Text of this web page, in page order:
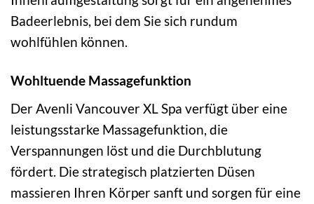
Badeerlebnis, bei dem Sie sich rundum
wohlfühlen können.
Wohltuende Massagefunktion
Der Avenli Vancouver XL Spa verfügt über eine
leistungsstarke Massagefunktion, die
Verspannungen löst und die Durchblutung
fördert. Die strategisch platzierten Düsen
massieren Ihren Körper sanft und sorgen für eine